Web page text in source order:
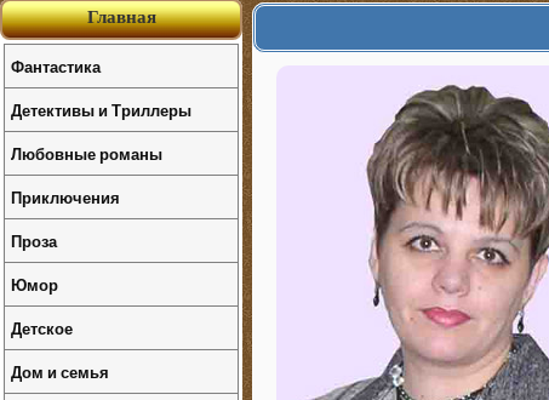
Главная
Фантастика
Детективы и Триллеры
Любовные романы
Приключения
Проза
Юмор
Детское
Дом и семья